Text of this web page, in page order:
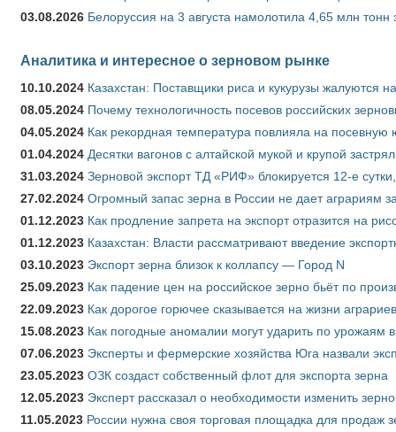
03.08.2026 Белоруссия на 3 августа намолотила 4,65 млн тонн
Аналитика и интересное о зерновом рынке
10.10.2024 Казахстан: Поставщики риса и кукурузы жалуются
08.05.2024 Почему технологичность посевов российских
04.05.2024 Как рекордная температура повлияла на
01.04.2024 Десятки вагонов с алтайской мукой и крупой
31.03.2024 Зерновой экспорт ТД «РИФ» блокируется 12-е
27.02.2024 Огромный запас зерна в России не дает аграриям
01.12.2023 Как продление запрета на экспорт отразится на
01.12.2023 Казахстан: Власти рассматривают введение
03.10.2023 Экспорт зерна близок к коллапсу — Город N
25.09.2023 Как падение цен на российское зерно бьёт по
22.09.2023 Как дорогое горючее сказывается на жизни аграриев
15.08.2023 Как погодные аномалии могут ударить по урожаям
07.06.2023 Эксперты и фермерские хозяйства Юга назвали
23.05.2023 ОЗК создаст собственный флот для экспорта зерна
12.05.2023 Эксперт рассказал о необходимости изменить
11.05.2023 России нужна своя торговая площадка для продаж